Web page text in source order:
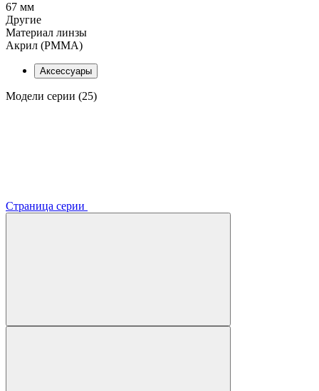
67 мм
Другие
Материал линзы
Акрил (PMMA)
Аксессуары
Модели серии (25)
Страница серии